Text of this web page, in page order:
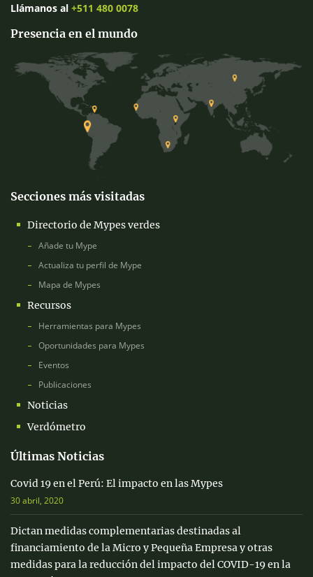
Llámanos al +511 480 0078
Presencia en el mundo
Secciones más visitadas
Directorio de Mypes verdes
Añade tu Mype
Actualiza tu perfil de Mype
Mapa de Mypes
Recursos
Herramientas para Mypes
Oportunidades para Mypes
Eventos
Publicaciones
Noticias
Verdómetro
Últimas Noticias
Covid 19 en el Perú: El impacto en las Mypes
30 abril, 2020
Dictan medidas complementarias destinadas al
financiamiento de la Micro y Pequeña Empresa y otras
medidas para la reducción del impacto del COVID-19 en la